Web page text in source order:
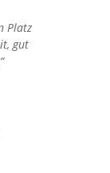
Platz
gut